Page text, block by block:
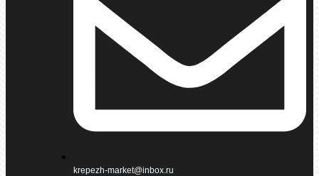
krepezh-market@inbox.ru